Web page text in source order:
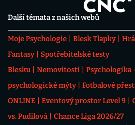
Další témata z našich webů
Moje Psychologie Blesk Tlapky
Fantasy
Spotřebitelské testy
Blesku
Nemovitosti
Psychologika
psychologické mýty
Fotbalové
ONLINE
Eventový prostor Level 9
vs. Pudilová
Chance Liga 2026/27